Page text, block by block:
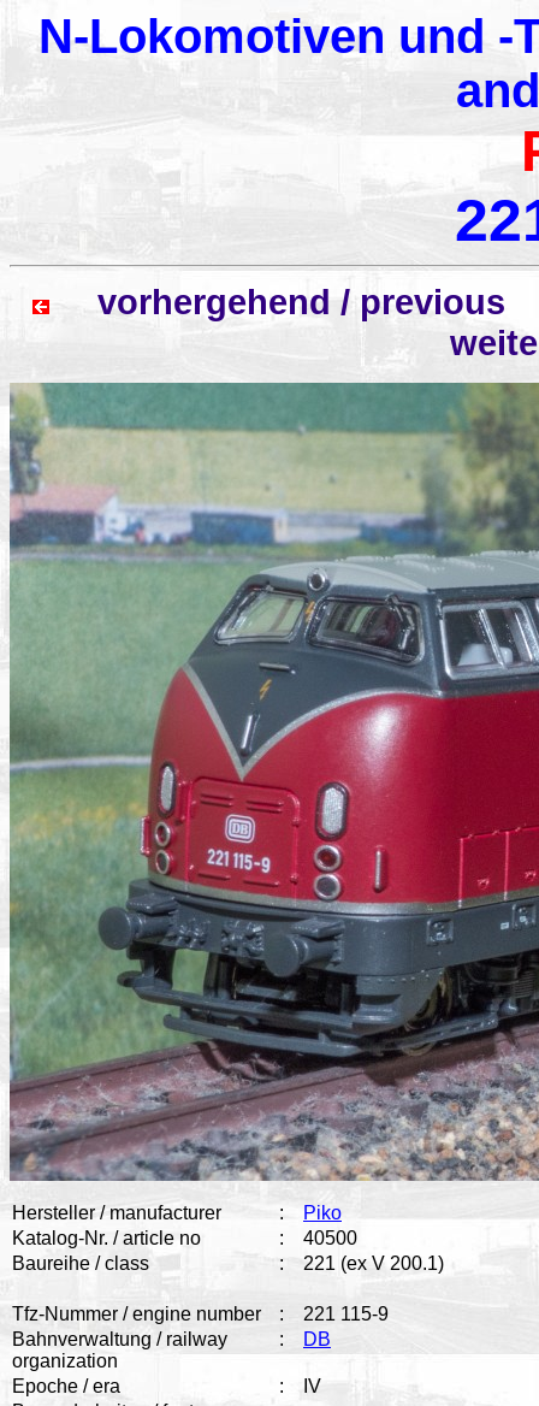
N-Lokomotiven und -
vorhergehend /
Hersteller / manufacturer :
Piko
Katalog-Nr. / article no
:
40500
Baureihe / class
: 221 (ex V 200.1)
Tfz-Nummer / engine number :
221 115-9
Bahnverwaltung / railway
organization
: DB
Epoche / era :
IV